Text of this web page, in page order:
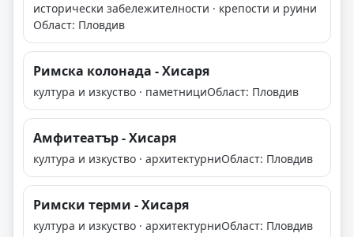
исторически забележителности · крепости и руини
Област: Пловдив
Римска колонада - Хисаря
култура и изкуство · паметнициОбласт: Пловдив
Амфитеатър - Хисаря
култура и изкуство · архитектурниОбласт: Пловдив
Римски терми - Хисаря
култура и изкуство · архитектурниОбласт: Пловдив